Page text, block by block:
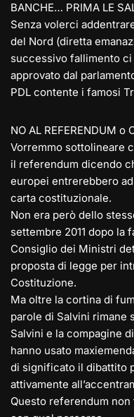
BANCHE… PRIMA LE
Senza volerci
del Nord (diretta
successivo fallimento ci
approvato dal
PDL contente i famosi
NO AL REFERENDUM o
Vorremmo sottolineare
il referendum dicendo
europei entrerebbero
carta costituzionale.
Non era però dello
settembre 2011 dopo la
Consiglio dei Ministri
proposta di legge per
Costituzione.
Ma oltre la cortina di
parole di Salvini rimane
Salvini e la compagine
hanno usato
di significato il dibattito
attivamente
Questo referendum